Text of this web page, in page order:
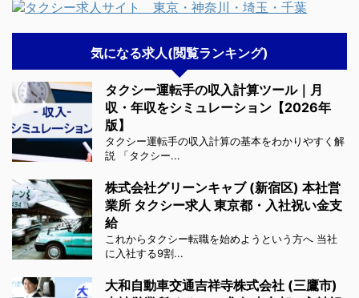
気になる求人(閲覧ランキング)
タクシー運転手の収入計算ツール｜月
収・年収をシミュレーション【2026年
版】
タクシー運転手の収入計算の基本をわかりやすく解
説 「タクシー...
株式会社グリーンキャブ (新宿区) 本社営
業所 タクシー求人 東京都・入社祝い金支
給
これからタクシー転職を始めようという方へ 当社
に入社する9割...
大和自動車交通吉祥寺株式会社 (三鷹市)